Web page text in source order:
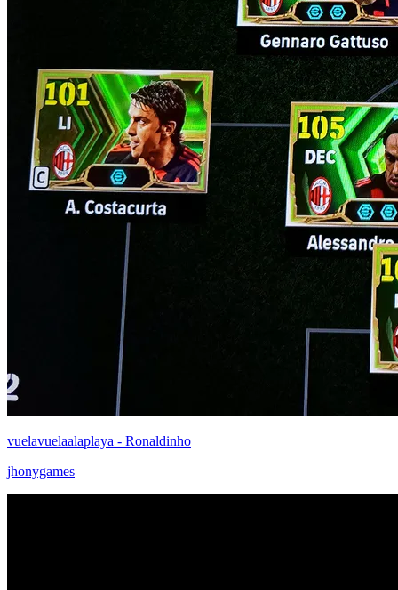
vuelavuelaalaplaya - Ronaldinho
jhonygames